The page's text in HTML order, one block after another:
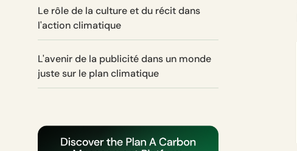
Le rôle de la culture et du récit dans
l'action climatique
L'avenir de la publicité dans un monde
juste sur le plan climatique